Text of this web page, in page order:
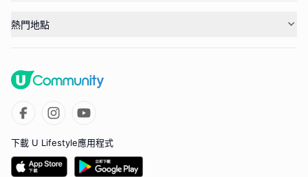
熱門地點
下載 U Lifestyle應用程式